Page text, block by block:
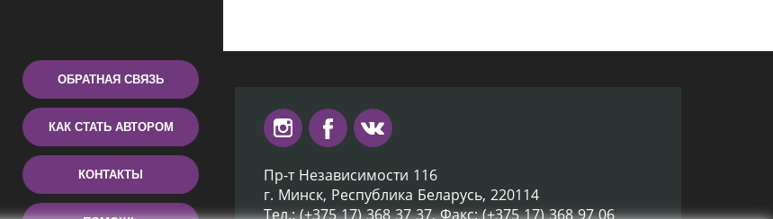
ОБРАТНАЯ СВЯЗЬ
КАК СТАТЬ АВТОРОМ
КОНТАКТЫ
Пр-т Независимости 116
г. Минск, Республика Беларусь, 220114
Тел.: (+375 17) 368 37 37, Факс: (+375 17) 368 97 06